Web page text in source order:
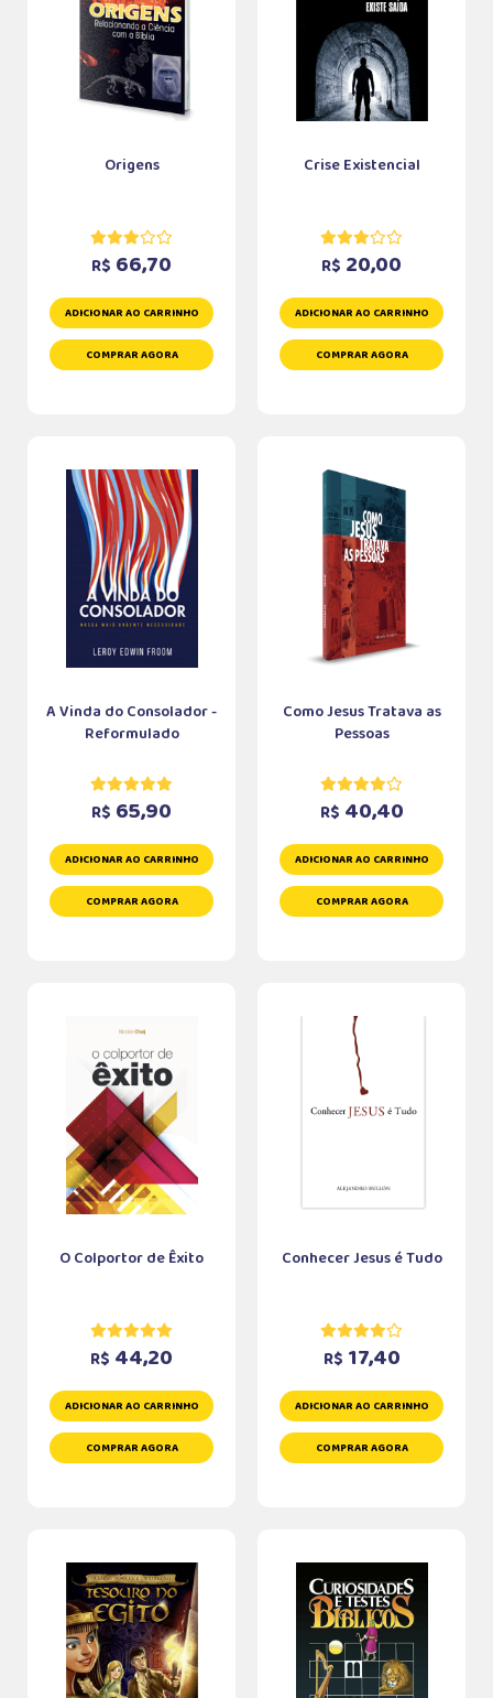
Origens
R$ 66,70
ADICIONAR AO CARRINHO
COMPRAR AGORA
Crise Existencial
R$ 20,00
ADICIONAR AO CARRINHO
COMPRAR AGORA
A Vinda do Consolador -
Reformulado
R$ 65,90
ADICIONAR AO CARRINHO
COMPRAR AGORA
Como Jesus Tratava as
Pessoas
R$ 40,40
ADICIONAR AO CARRINHO
COMPRAR AGORA
O Colportor de Êxito
R$ 44,20
ADICIONAR AO CARRINHO
COMPRAR AGORA
Conhecer Jesus é Tudo
R$ 17,40
ADICIONAR AO CARRINHO
COMPRAR AGORA